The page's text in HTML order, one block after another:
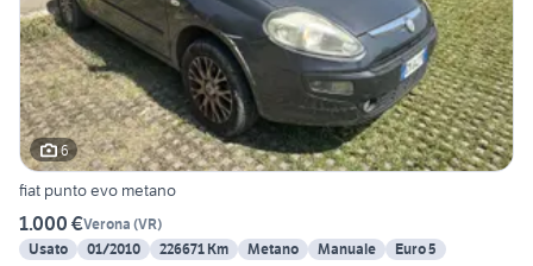
6
fiat punto evo metano
1.000 €Verona (VR)
Usato
01/2010 226671 Km Metano Manuale Euro 5